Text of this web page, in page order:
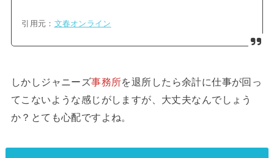
引用元： 文春オンライン
しかしジャニーズ事務所を退所したら余計に仕事が回っ
てこないような感じがしますが、大丈夫なんでしょう
か？とても心配ですよね。